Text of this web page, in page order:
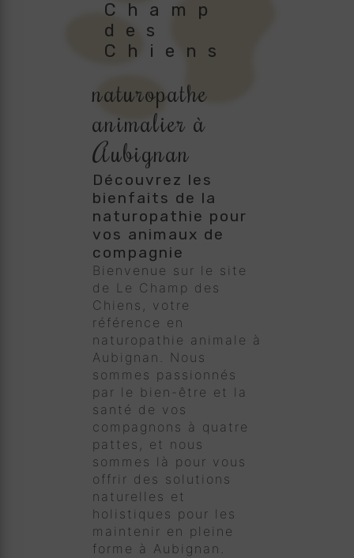
Champ
des
Chiens
naturopathe
animalier à
Aubignan
Découvrez les
bienfaits de la
naturopathie pour
vos animaux de
compagnie
Bienvenue sur le site
de Le Champ des
Chiens, votre
référence en
naturopathie animale à
Aubignan. Nous
sommes passionnés
par le bien-être et la
santé de vos
compagnons à quatre
pattes, et nous
sommes là pour vous
offrir des solutions
naturelles et
holistiques pour les
maintenir en pleine
forme à Aubignan.